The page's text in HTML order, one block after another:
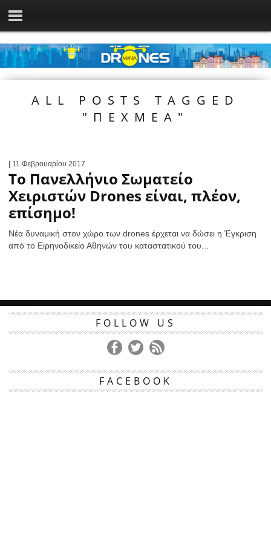
ALL POSTS TAGGED
"ΠΕΧΜΕΑ"
| 11 Φεβρουαρίου 2017
Το Πανελλήνιο Σωματείο
Χειριστών Drones είναι, πλέον,
επίσημο!
Νέα δυναμική στον χώρο των drones έρχεται να δώσει η Έγκριση
από το Ειρηνοδικείο Αθηνών του καταστατικού του...
FOLLOW US
FACEBOOK